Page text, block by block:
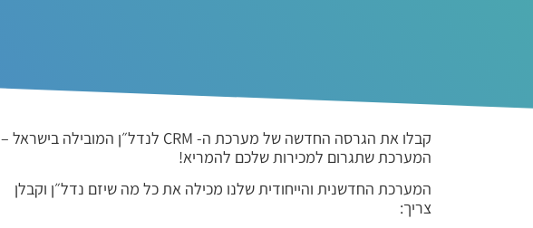
קבלו את הגרסה החדשה של מערכת ה- CRM לנדל״ן המובילה בישראל –
המערכת שתגרום למכירות שלכם להמריא!
המערכת החדשנית והייחודית שלנו מכילה את כל מה שיזם נדל״ן וקבלן
צריך: